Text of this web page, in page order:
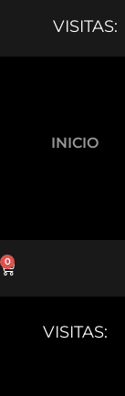
VISITAS:
INICIO
0
VISITAS: